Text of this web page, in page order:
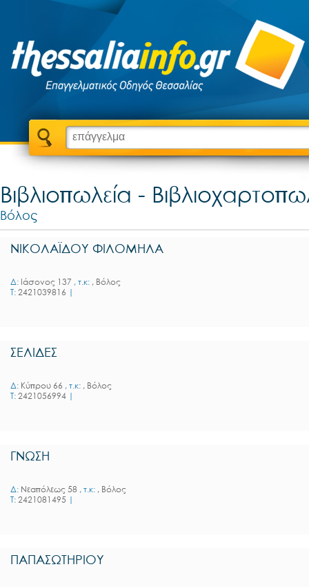
Βιβλιοπωλεία -
Βόλος
ΝΙΚΟΛΑΪΔΟΥ ΦΙΛΟΜΗΛΑ
Δ: Ιάσονος 137 , τ.κ: , Βόλος
T: 2421039816 |
ΣΕΛΙΔΕΣ
Δ: Κύπρου 66 , τ.κ: , Βόλος
T: 2421056994 |
ΓΝΩΣΗ
Δ: Νεαπόλεως 58 , τ.κ: , Βόλος
T: 2421081495 |
ΠΑΠΑΣΩΤΗΡΙΟΥ